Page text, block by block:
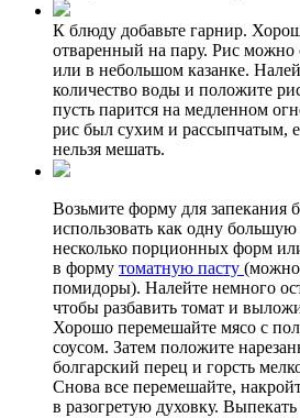
К блюду добавьте гарнир.
отваренный на пару. Рис можно
или в небольшом казанке.
количество воды и положите
пусть парится на медленном
рис был сухим и рассыпчатым,
нельзя мешать.
Возьмите форму для
использовать как одну большую
несколько порционных форм
в форму томатную пасту (можно
помидоры). Налейте немного
чтобы разбавить томат и
Хорошо перемешайте мясо с
соусом. Затем положите
болгарский перец и горсть
Снова все перемешайте,
в разогретую духовку.